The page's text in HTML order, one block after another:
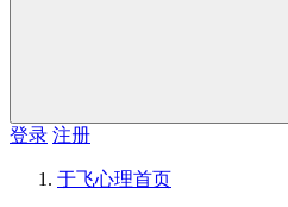
登录 注册
于飞心理首页